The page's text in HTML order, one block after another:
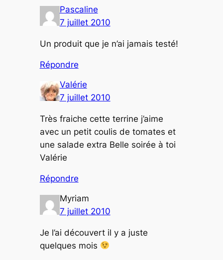
Pascaline
7 juillet 2010
Un produit que je n’ai jamais testé!
Répondre
Valérie
7 juillet 2010
Très fraiche cette terrine j’aime
avec un petit coulis de tomates et
une salade extra Belle soirée à toi
Valérie
Répondre
Myriam
7 juillet 2010
Je l’ai découvert il y a juste
quelques mois